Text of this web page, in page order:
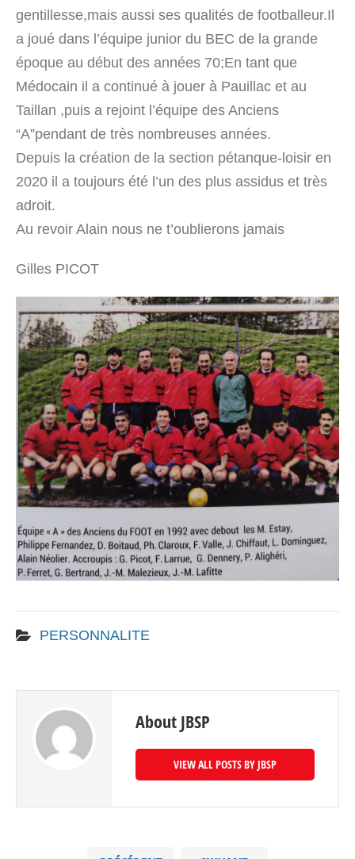
gentillesse,mais aussi ses qualités de footballeur.Il
a joué dans l’équipe junior du BEC de la grande
époque au début des années 70;En tant que
Médocain il a continué à jouer à Pauillac et au
Taillan ,puis a rejoint l’équipe des Anciens
“A”pendant de très nombreuses années.
Depuis la création de la section pétanque-loisir en
2020 il a toujours été l’un des plus assidus et très
adroit.
Au revoir Alain nous ne t’oublierons jamais
Gilles PICOT
PERSONNALITE
About JBSP
VIEW ALL POSTS BY JBSP